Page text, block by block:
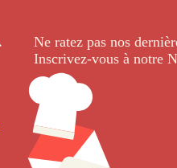
Ne ratez pas nos
Inscrivez-vous à notre